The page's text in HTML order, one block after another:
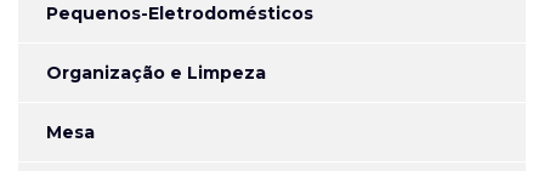
Pequenos-Eletrodomésticos
Organização e Limpeza
Mesa